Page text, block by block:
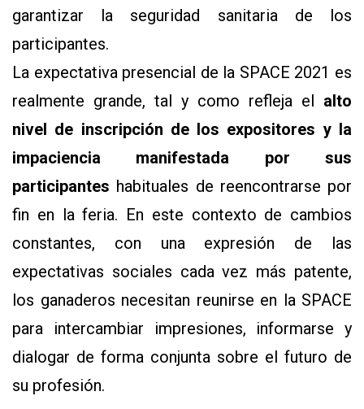
CONDICIONES
POLÍTICAS
PRIVACIDAD
MAPA
DEL
SITIO
SOMOS
garantizar la seguridad sanitaria de los
participantes.
La expectativa presencial de la SPACE 2021 es
realmente grande, tal y como refleja el alto
nivel de inscripción de los expositores y la
impaciencia manifestada por sus
participantes habituales de reencontrarse por
fin en la feria. En este contexto de cambios
constantes, con una expresión de las
expectativas sociales cada vez más patente,
los ganaderos necesitan reunirse en la SPACE
para intercambiar impresiones, informarse y
dialogar de forma conjunta sobre el futuro de
su profesión.